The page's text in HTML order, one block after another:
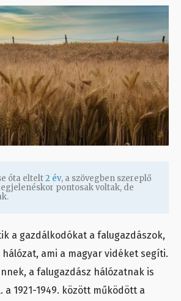
óta eltelt2 év, a szövegben szereplő
pontosak voltak, de
a gazdálkodókat a falugazdászok,
hálózat, ami a magyar vidéket segíti.
a falugazdász hálózatnak is
a 1921-1949. között működött a